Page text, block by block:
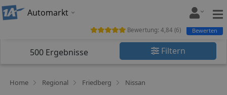
Automarkt
500 Ergebnisse Filtern
Home Regional Friedberg Nissan
Bewertung: 4,84 (6) Bewerten